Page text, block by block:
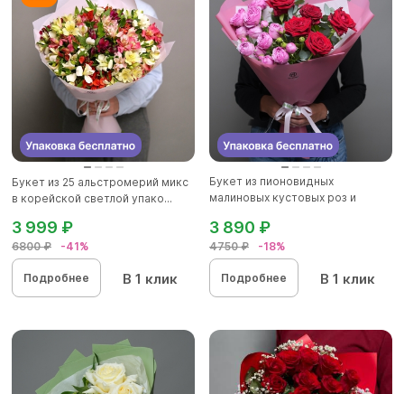
Букет из 25 альстромерий микс
в корейской светлой упако...
6800 ₽ -41%
3 999 ₽
Подробнее В 1 клик
Букет из пионовидных
малиновых кустовых роз и
4750 ₽ -18%
3 890 ₽
Подробнее В 1 клик